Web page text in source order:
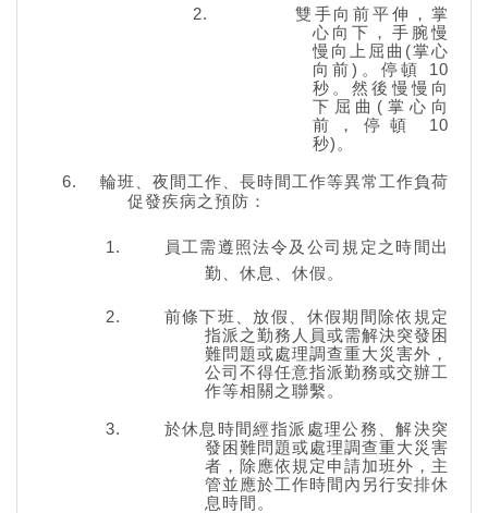
雙手向前平伸，掌
心向下，手腕慢
慢向上屈曲 (掌心
向前) 。停頓 10
秒。然後慢慢向
下屈曲 ( 掌心向
前，停頓 10
秒)。
輪班、夜間工作、長時間工作等異常工作負荷
促發疾病之預防：
員工需遵照法令及公司規定之時間出
勤、休息、休假。
前條下班、放假、休假期間除依規定
指派之勤務人員或需解決突發困
難問題或處理調查重大災害外，
公司不得任意指派勤務或交辦工
作等相關之聯繫。
於休息時間經指派處理公務、解決突
發困難問題或處理調查重大災害
者，除應依規定申請加班外，主
管並應於工作時間內另行安排休
息時間。